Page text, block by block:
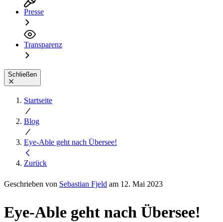
Presse
Transparenz
Schließen
Startseite
Blog
Eye-Able geht nach Übersee!
Zurück
Geschrieben von Sebastian Fjeld am 12. Mai 2023
Eye-Able geht nach Übersee!